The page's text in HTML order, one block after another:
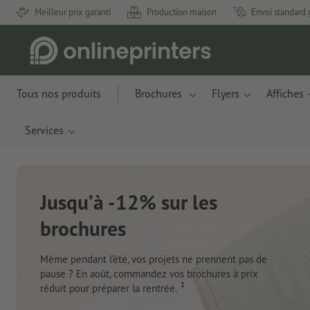
Meilleur prix garanti Production maison Envoi standard
Tous nos produits Brochures Flyers Affiches
Services
-12% sur les
l’été, vos projets ne prennent pas de
commandez vos brochures à prix
la rentrée. 1